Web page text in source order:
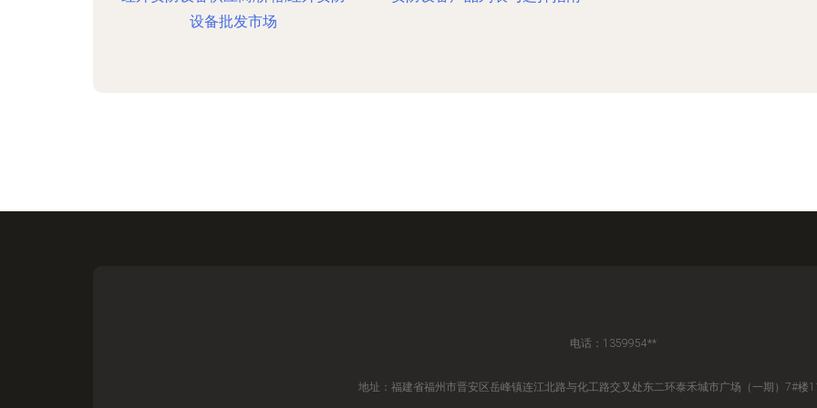
设备批发市场
电话：1359954**
地址：福建省福州市晋安区岳峰镇连江北路与化工路交叉处东二环泰禾城市广场（一期）7#楼